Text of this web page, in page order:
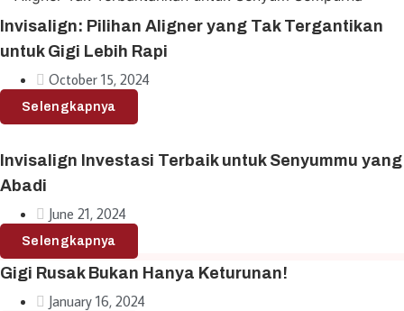
Invisalign: Pilihan Aligner yang Tak Tergantikan
untuk Gigi Lebih Rapi
October 15, 2024
Selengkapnya
Invisalign Investasi Terbaik untuk Senyummu yang
Abadi
June 21, 2024
Selengkapnya
Gigi Rusak Bukan Hanya Keturunan!
January 16, 2024